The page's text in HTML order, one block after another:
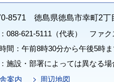
8571 徳島県徳島市幸町2丁
088-621-5111（代表） ファク
間：午前8時30分から午後5時
施設・部署によっては異なる
案内
周辺地図